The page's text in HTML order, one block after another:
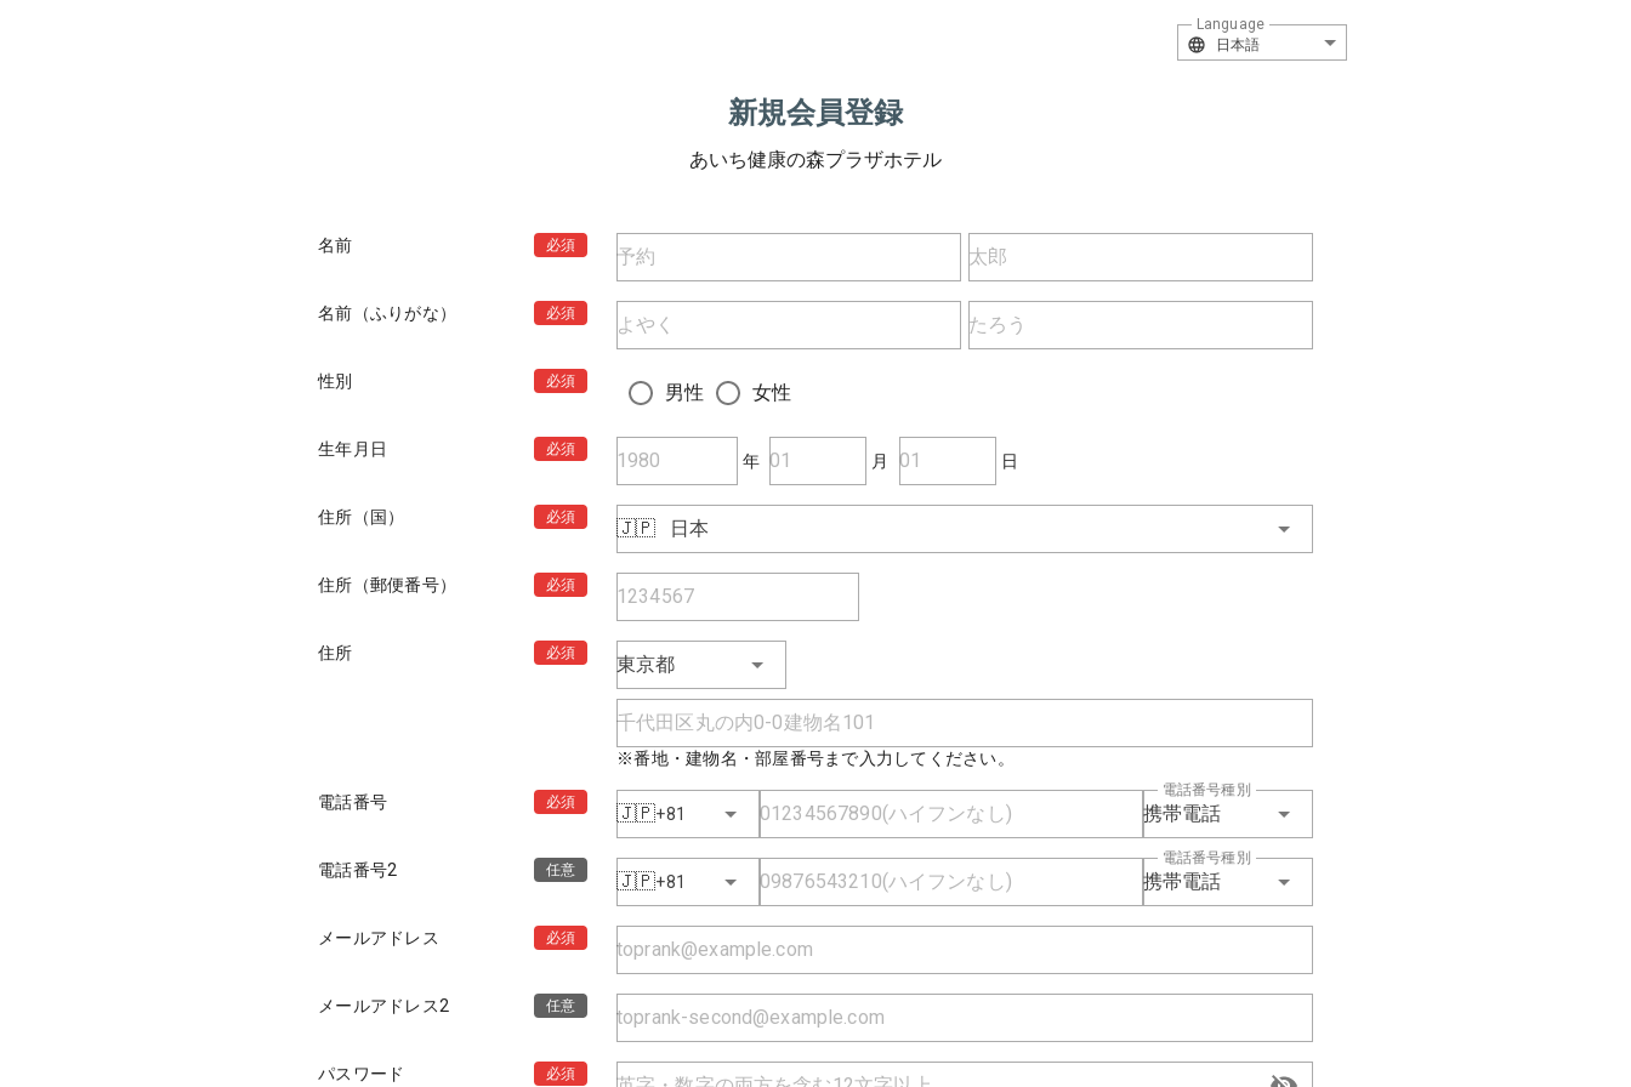
日本語
Language
新規会員登録
あいち健康の森プラザホテル
名前 必須
名前（ふりがな） 必須
性別 必須 男性 女性
生年月日 必須
年 月 日
住所（国） 必須 🇯🇵 日本
住所（郵便番号） 必須
住所 必須 東京都
※番地・建物名・部屋番号まで入力してください。
電話番号 必須 🇯🇵+81 携帯電話
電話番号種別
電話番号2 任意 🇯🇵+81 携帯電話
電話番号種別
メールアドレス 必須
メールアドレス2 任意
パスワード 必須